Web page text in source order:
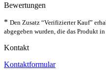
Bewertungen
* Den Zusatz “Verifizierter Kauf”
abgegeben wurden, die das Produkt
Kontakt
Kontaktformular